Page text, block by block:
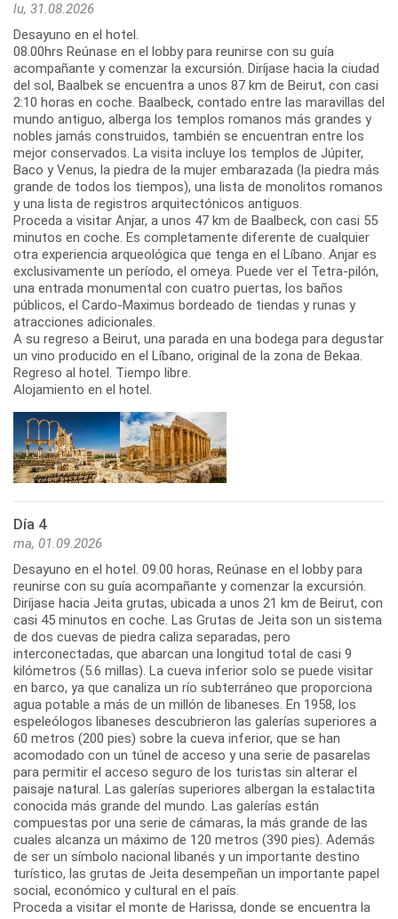
lu, 31.08.2026
Desayuno en el hotel.
08.00hrs Reúnase en el lobby para reunirse con su guía
acompañante y comenzar la excursión. Diríjase hacia la ciudad
del sol, Baalbek se encuentra a unos 87 km de Beirut, con casi
2:10 horas en coche. Baalbeck, contado entre las maravillas del
mundo antiguo, alberga los templos romanos más grandes y
nobles jamás construidos, también se encuentran entre los
mejor conservados. La visita incluye los templos de Júpiter,
Baco y Venus, la piedra de la mujer embarazada (la piedra más
grande de todos los tiempos), una lista de monolitos romanos
y una lista de registros arquitectónicos antiguos.
Proceda a visitar Anjar, a unos 47 km de Baalbeck, con casi 55
minutos en coche. Es completamente diferente de cualquier
otra experiencia arqueológica que tenga en el Líbano. Anjar es
exclusivamente un período, el omeya. Puede ver el Tetra-pilón,
una entrada monumental con cuatro puertas, los baños
públicos, el Cardo-Maximus bordeado de tiendas y runas y
atracciones adicionales.
A su regreso a Beirut, una parada en una bodega para degustar
un vino producido en el Líbano, original de la zona de Bekaa.
Regreso al hotel. Tiempo libre.
Alojamiento en el hotel.
Día 4
ma, 01.09.2026
Desayuno en el hotel. 09.00 horas, Reúnase en el lobby para
reunirse con su guía acompañante y comenzar la excursión.
Diríjase hacia Jeita grutas, ubicada a unos 21 km de Beirut, con
casi 45 minutos en coche. Las Grutas de Jeita son un sistema
de dos cuevas de piedra caliza separadas, pero
interconectadas, que abarcan una longitud total de casi 9
kilómetros (5.6 millas). La cueva inferior solo se puede visitar
en barco, ya que canaliza un río subterráneo que proporciona
agua potable a más de un millón de libaneses. En 1958, los
espeleólogos libaneses descubrieron las galerías superiores a
60 metros (200 pies) sobre la cueva inferior, que se han
acomodado con un túnel de acceso y una serie de pasarelas
para permitir el acceso seguro de los turistas sin alterar el
paisaje natural. Las galerías superiores albergan la estalactita
conocida más grande del mundo. Las galerías están
compuestas por una serie de cámaras, la más grande de las
cuales alcanza un máximo de 120 metros (390 pies). Además
de ser un símbolo nacional libanés y un importante destino
turístico, las grutas de Jeita desempeñan un importante papel
social, económico y cultural en el país.
Proceda a visitar el monte de Harissa, donde se encuentra la